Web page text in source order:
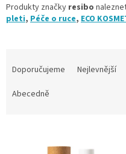
Produkty značky resibo
pleti, Péče o ruce, ECO
Doporučujeme Nejlevnější
Abecedně